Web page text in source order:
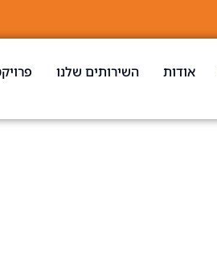
אודות השירותים שלנו